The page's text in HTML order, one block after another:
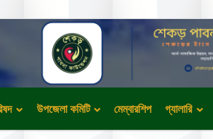
উপজেলা কমিটি মেম্বারশিপ গ্যালারি